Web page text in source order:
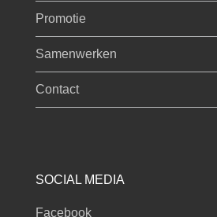
Promotie
Samenwerken
Contact
SOCIAL MEDIA
Facebook